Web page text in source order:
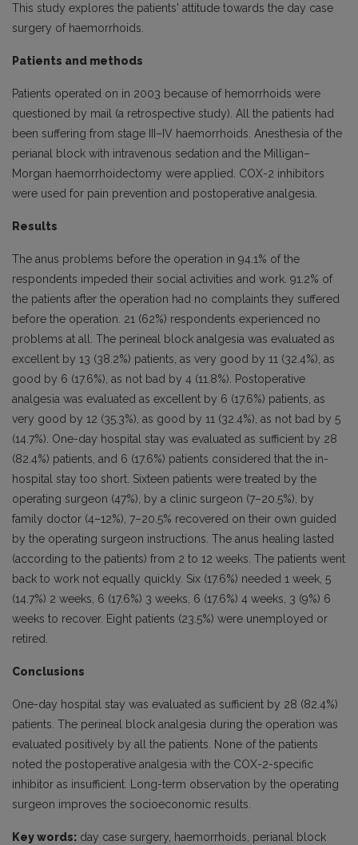
This study explores the patients' attitude towards the day case
surgery of haemorrhoids.
Patients and methods
Patients operated on in 2003 because of hemorrhoids were
questioned by mail (a retrospective study). All the patients had
been suffering from stage III–IV haemorrhoids. Anesthesia of the
perianal block with intravenous sedation and the Milligan–
Morgan haemorrhoidectomy were applied. COX-2 inhibitors
were used for pain prevention and postoperative analgesia.
Results
The anus problems before the operation in 94.1% of the
respondents impeded their social activities and work. 91.2% of
the patients after the operation had no complaints they suffered
before the operation. 21 (62%) respondents experienced no
problems at all. The perineal block analgesia was evaluated as
excellent by 13 (38.2%) patients, as very good by 11 (32.4%), as
good by 6 (17.6%), as not bad by 4 (11.8%). Postoperative
analgesia was evaluated as excellent by 6 (17.6%) patients, as
very good by 12 (35.3%), as good by 11 (32.4%), as not bad by 5
(14.7%). One-day hospital stay was evaluated as sufficient by 28
(82.4%) patients, and 6 (17.6%) patients considered that the in-
hospital stay too short. Sixteen patients were treated by the
operating surgeon (47%), by a clinic surgeon (7–20.5%), by
family doctor (4–12%), 7–20.5% recovered on their own guided
by the operating surgeon instructions. The anus healing lasted
(according to the patients) from 2 to 12 weeks. The patients went
back to work not equally quickly. Six (17.6%) needed 1 week, 5
(14.7%) 2 weeks, 6 (17.6%) 3 weeks, 6 (17.6%) 4 weeks, 3 (9%) 6
weeks to recover. Eight patients (23.5%) were unemployed or
retired.
Conclusions
One-day hospital stay was evaluated as sufficient by 28 (82.4%)
patients. The perineal block analgesia during the operation was
evaluated positively by all the patients. None of the patients
noted the postoperative analgesia with the COX-2-specific
inhibitor as insufficient. Long-term observation by the operating
surgeon improves the socioeconomic results.
Key words: day case surgery, haemorrhoids, perianal block